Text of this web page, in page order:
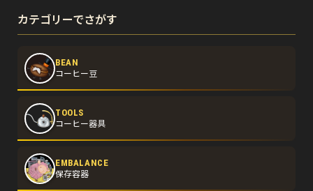
カテゴリーでさがす
BEAN
コーヒー豆
TOOLS
コーヒー器具
EMBALANCE
保存容器